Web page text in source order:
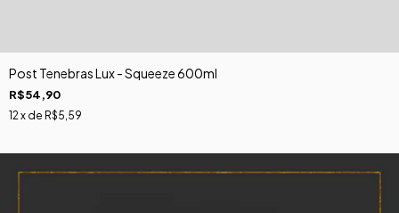
Post Tenebras Lux - Squeeze 600ml
R$54,90
12x de R$5,59